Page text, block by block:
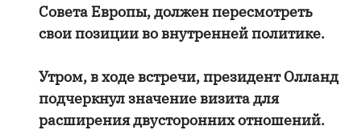
Совета Европы, должен пересмотреть
свои позиции во внутренней политике.
Утром, в ходе встречи, президент Олланд
подчеркнул значение визита для
расширения двусторонних отношений.